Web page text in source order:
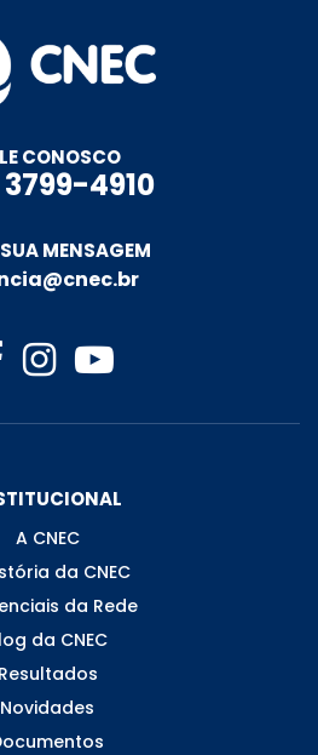
CONOSCO
4910
MENSAGEM
A CNEC
da CNEC
da Rede
da CNEC
Resultados
Novidades